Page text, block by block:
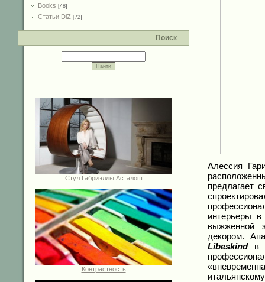
Books [48]
Статьи DiZ [72]
Поиск
Стул Габриэллы Асталош
Контрастность
Алессия
предлагает
интерьеры
выжженной
декором.
Libeskindв